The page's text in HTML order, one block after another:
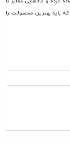
باید بهترین محصولات را
به همین جهت فقط مستقیما
مشتری با قیمتی منصفانه
برنامه ریزی کرده ایم
صورت نمی پذیرد